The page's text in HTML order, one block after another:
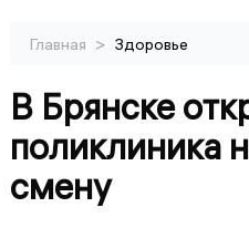
Главная > Здоровье
В Брянске
поликлиника
смену